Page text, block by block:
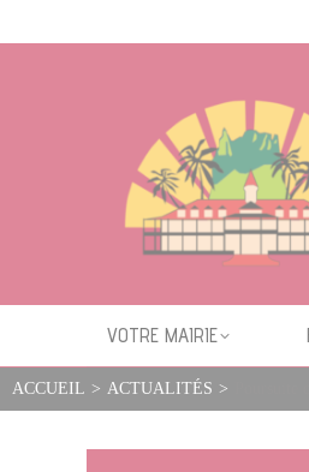
VOTRE MAIRIE
ACCUEIL > ACTUALITÉS >